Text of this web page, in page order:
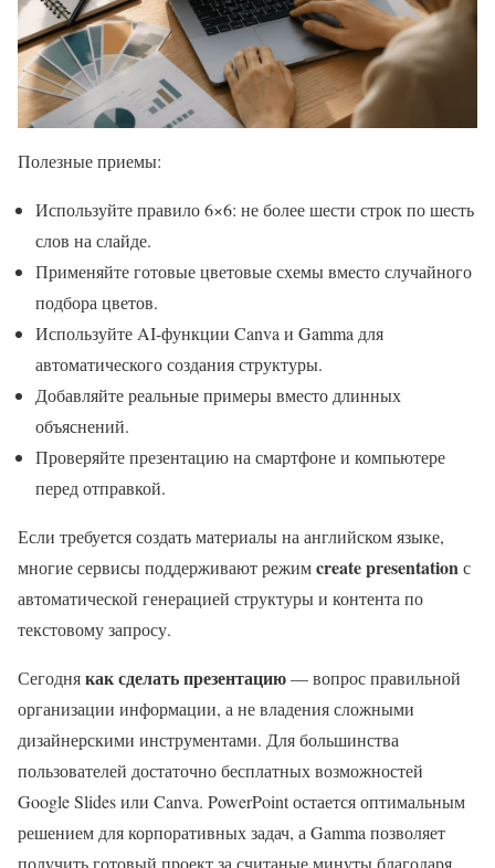
Полезные приемы:
Используйте правило 6×6: не более шести строк по шесть
слов на слайде.
Применяйте готовые цветовые схемы вместо случайного
подбора цветов.
Используйте AI-функции Canva и Gamma для
автоматического создания структуры.
Добавляйте реальные примеры вместо длинных
объяснений.
Проверяйте презентацию на смартфоне и компьютере
перед отправкой.
Если требуется создать материалы на английском языке,
многие сервисы поддерживают режимcreate presentationс
автоматической генерацией структуры и контента по
текстовому запросу.
Сегоднякак сделать презентацию— вопрос правильной
организации информации, а не владения сложными
дизайнерскими инструментами. Для большинства
пользователей достаточно бесплатных возможностей
Google Slides или Canva. PowerPoint остается оптимальным
решением для корпоративных задач, а Gamma позволяет
получить готовый проект за считаные минуты благодаря